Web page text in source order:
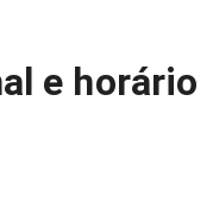
e horário